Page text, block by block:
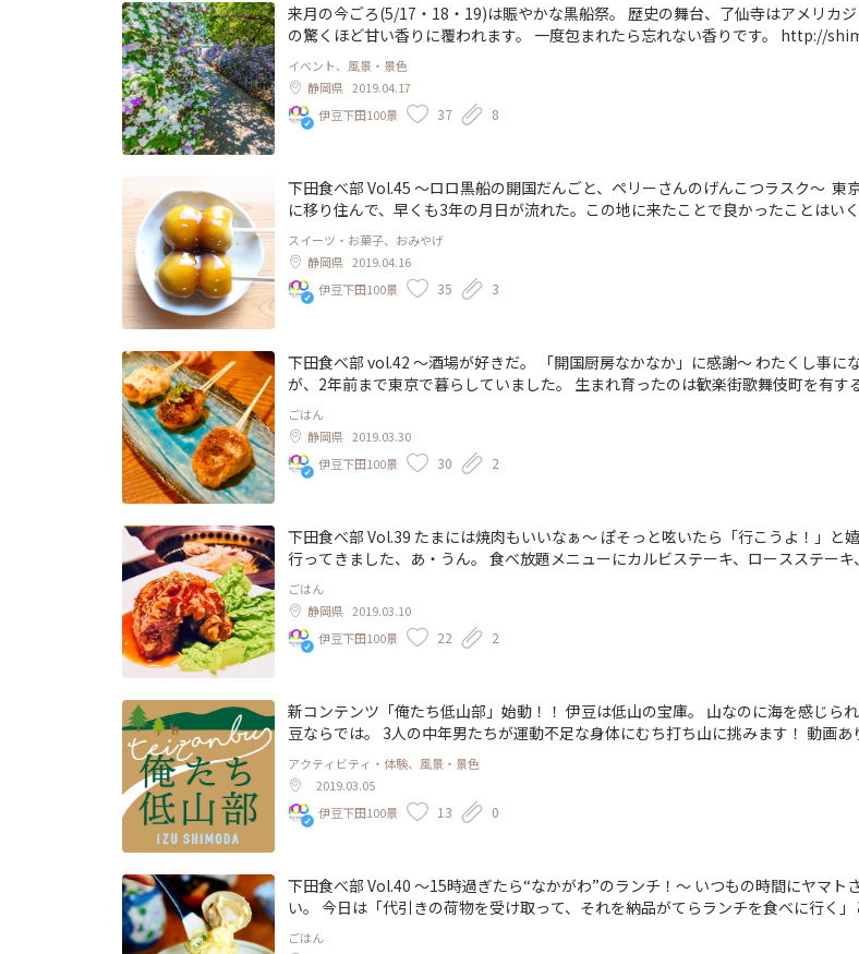
ム300gをチョイスした。 プレミアムはお肉の質が違うようである。 次回は秋に入
着いた女性としてプレミアムの150gにしよう。。 息子よ、青春は15才から29才らしい。 余
裕こいてるとあっという間に終わっちまうぞ。気をつけろ！ 部員：あっこ ヤングマンステー
キ 150g・・・2,268円 200g・・・2,808
0g・・・3,888円 ヤングマンステーキ ＊プレミアム 150g・・・
200g・・・4,320円 300g・・・5,076円 暁亭 http://shimo
#下田おいしいごはん #下田グルメ #伊豆 #伊豆下田
が美味しいって思える。 天ぷらはトマトと大葉を叩いてオリーブオイルで和えた
べる。。 楽しい！ 鮮やかな煮物。 じゅん菜の赤だし味噌汁。 板前にとって魚はもちろん、
鰹出汁を使わずに料理するなんて 両手を縛られて戦うようなことなんだよね。 自分
「よしっ！」って言ってくれなきゃお客に出せやしない。 なのに僕は見事にノック
れたのです。 海原雄山だってきっと認めてくれるだろう。 良くやったぞ士郎(オサム)！
の板前界で一番のチャラ男キャラの料磨の店主。 なのに惚れ惚れする料理の腕前。
ゃん http://shimoda100.com/restaurant/ryoma/ #下田食べ部 #伊豆下田100景 #下田おい
しいごはん #下田グルメ #伊豆 #伊豆下田 #下田 #izu #shimoda #料磨 #ヴィーガン
リム料理 #ベジタリアン
来月の今ごろ(5/17・18・19)は賑やかな黒船祭。 歴史の舞台、了仙寺はアメリカ
の驚くほど甘い香りに覆われます。 一度包まれたら忘れない香りです。 http://shimoda100.
com/shimoda-port/ 下田の写真家、野口正の撮る下田の美しい風景を心地よい音楽に載せ
てお届けする連載「ポートレート下田」、新着です！ 黒船祭のご案内 https://www.shimoda
-city.info/event/kurofune.html #下田 #伊豆下田100景 #下田グルメ #伊豆 #伊豆下田 #下田 #
izu #shimoda #ロロ黒船 #ペリー #黒船 #blackship
イベント、風景・景色
静岡県 2019.04.17
伊豆下田100景
37 8
下田食べ部 Vol.45 ～ロロ黒船の開国だんごと、ペリーさんのげんこつラスク～ 東
に移り住んで、早くも3年の月日が流れた。この地に来たことで良かったことはい
けれど、その中でも、長年自分が抱えてきた問題がひとつ解決されたことをここに
きたい。 それが「だんご問題」。 問題、と書くと大げさに感じとられてしまうか
い。 だが、自分にとってそれは、大きな悩みごとなのである。つまりは「うーん、
子が食べたい気分だねえ」なんてふと思ったときに、店先で「さて…、みたらし団
込むわけであるから、その時間を積み重ねてみるならば相当なものになるはずであ
時間を己の勉強時間に当てたならば、英単語をいくつ覚えられたであろうか、と想
ると「嗚呼…、嗚呼…」と本当に恐ろしくなってくる。 それが、ロロ黒船の”開国
ご”（2本入 ¥260）と出会って、一気に解決してしまった。しかも最良の形で。 開
は、下田のお米で作ったおだんごである。こしあん入りで、だんごの上からみたら
がかけられている。それだけで、自分が長年抱え込んできた問題が一石二鳥的に解
リアージュ…。これは世界で唯一許されるべき三角関係やー（マリアージュなのに
思いながら、口にしていると、いつしか篠原涼子になった気分で、愛しさと美味し
ぜか心豊かさが体中に溢れかえってくる（この例え、今時の若者たちに通じるだろ
からなければYoutubeで”篠原涼子 愛しさと切なさと心強さと”と検索してみてくだ
ロロ黒船、というと、”ペリーさんのげんこつラスク”（¥500）も最近の好物のひと
シュークリーム”ペリーさんのげんこつ”の皮に砂糖をまぶして作った和のラスク。
田グルメ #伊豆 #伊豆下田 #下田 #izu #shimoda #ロロ黒船 #和菓子 #お菓子 #だん
ラスク #ペリー #黒船 #blackship
スイーツ・お菓子、おみやげ
静岡県 2019.04.16
伊豆下田100景
35 3
下田食べ部 vol.42 〜酒場が好きだ。 「開国厨房なかなか」に感謝〜 わたくし事になります
が、2年前まで東京で暮らしていました。 生まれ育ったのは歓楽街歌舞伎町を有す
区。 そんな場所で育ったもんで酒が飲めるようになる頃には歌舞伎町の酒場に出没
め、うまい店から怖い店まで、いろいろと勉強させてもらいました。 そんなこんな
魅力に取り憑かれ、その後、実家を出て長く暮らしていたのはディープな酒場が軒
中央線沿線。 ガード下の赤ちょうちんに吸い込まれては酩酊しては。 それはそれは
らし！ もう酒場とやらとは縁を切って肝臓に優しい暮らしを満喫するぜ！ …なんて
のは移住当初ほんのわずか。 人間そうは簡単には変われません。 やっぱり赤ちょう
しくなるのです。 そんな自分にも優しい下田のまち。 豊かな自然とともに吸い込ま
酒場もしっかりあるのです。 そうして吸い込まれた酒場は「開国厨房なかなか」。
した昭和な雰囲気。 ＢＧＭは懐メロ。 これこそ酒場。 テンションあがります。 こ
目鯛、地魚や天城軍鶏、伊豆牛といった土地のものは当然うまい。 でも、自分のお
から酒場はやめられない。 移住した下田でもこうしてまた行きたくなってしまう
合えた幸運さに乾杯したくなる。 肝臓さんもうしばらく耐えておくれ。 さあさあ、
杯！ 部員 つる つくね 3本セット 780円 地金目の串焼き 350円 静岡麦酒 ジョッキ 550円 お通
し 500円※全て税別※ 開国厨房なかなか 下田市一丁目13-8 0558-23-3373 http://shimoda1
00.com/restaurant/nakanaka/ #下田食べ部 #伊豆下田100景 #下田酒場 #下田居酒屋 #下田
グルメ #伊豆 #下田 #伊豆下田 #開国厨房なかなか #つくね #酒場 #赤ちょうちん
ごはん
静岡県 2019.03.30
伊豆下田100景
30 2
下田食べ部 Vol.39 たまには焼肉もいいなぁ～ ぽそっと呟いたら「行こうよ！」と嬉しい友。
行ってきました、あ・うん。 食べ放題メニューにカルビステーキ、ロースステーキ、ハラミ
ステーキなどなどステーキカットがある。 食べ放題って年でもないしダイエットっ
脳裏をよぎり食べたいものだけチョイス。 その一つにハラミステーキ。 大きい！焼
からない！ そこで店内はちょうど落ち着いているし店主にわがまま発動して「焼い
い！」と声をかけたらニコニコと説明付きで焼いてもらい満足～。 わがままな～と
だわｗｗ #下田食べ部 #伊豆下田100景 #下田焼肉 #下田おいしいごはん #下田グルメ #伊豆
#伊豆下田 #Izuzhimoda #yakiniku
ごはん
静岡県 2019.03.10
伊豆下田100景
22 2
新コンテンツ「俺たち低山部」始動！！ 伊豆は低山の宝庫。 山なのに海を感じられるのが伊
豆ならでは。 3人の中年男たちが運動不足な身体にむち打ち山に挑みます！ 動画あり、豆知
識満載、低山ランチも必見❣️ 男どもが山中で美味しい料理を作ったり、なにやら楽し
す😆
アクティビティ・体験、風景・景色
2019.03.05
伊豆下田100景
13 0
下田食べ部 Vol.40 〜15時過ぎたら“なかがわ”のランチ！〜 いつもの時間にヤマトさんが来な
い。 今日は「代引きの荷物を受け取って、それを納品がてらランチを食べに行く」
いた。 配達ルートでいつもたいてい10時すぎに「お届けもので〜す！」とにこやか
ごはん